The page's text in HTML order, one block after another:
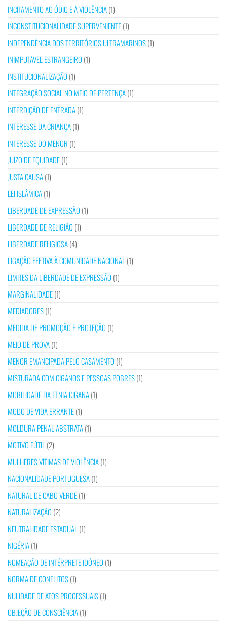
INCITAMENTO AO ÓDIO E À VIOLÊNCIA(1)
INCONSTITUCIONALIDADE SUPERVENIENTE(1)
INDEPENDÊNCIA DOS TERRITÓRIOS ULTRAMARINOS(1)
INIMPUTÁVEL ESTRANGEIRO (1)
INSTITUCIONALIZAÇÃO (1)
INTEGRAÇÃO SOCIAL NO MEIO DE PERTENÇA(1)
INTERDIÇÃO DE ENTRADA(1)
INTERESSE DA CRIANÇA(1)
INTERESSE DO MENOR (1)
JUÍZO DE EQUIDADE(1)
JUSTA CAUSA(1)
LEI ISLÂMICA(1)
LIBERDADE DE EXPRESSÃO (1)
LIBERDADE DE RELIGIÃO (1)
LIBERDADE RELIGIOSA(4)
LIGAÇÃO EFETIVA À COMUNIDADE NACIONAL (1)
LIMITES DA LIBERDADE DE EXPRESSÃO (1)
MARGINALIDADE(1)
MEDIADORES(1)
MEDIDA DE PROMOÇÃO E PROTEÇÃO (1)
MEIO DE PROVA(1)
MENOR EMANCIPADA PELO CASAMENTO (1)
MISTURADA COM CIGANOS E PESSOAS POBRES(1)
MOBILIDADE DA ETNIA CIGANA(1)
MODO DE VIDA ERRANTE(1)
MOLDURA PENAL ABSTRATA(1)
MOTIVO FÚTIL (2)
MULHERES VÍTIMAS DE VIOLÊNCIA(1)
NACIONALIDADE PORTUGUESA(1)
NATURAL DE CABO VERDE(1)
NATURALIZAÇÃO (2)
NEUTRALIDADE ESTADUAL (1)
NIGÉRIA(1)
NOMEAÇÃO DE INTÉRPRETE IDÓNEO (1)
NORMA DE CONFLITOS(1)
NULIDADE DE ATOS PROCESSUAIS(1)
OBJEÇÃO DE CONSCIÊNCIA(1)